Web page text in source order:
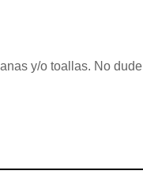
y/o toallas. No